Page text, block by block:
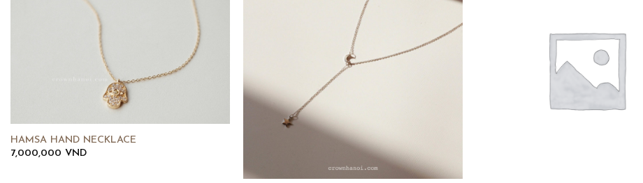
HAMSA HAND NECKLACE
7,000,000 VND